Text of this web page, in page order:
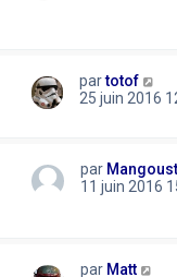
partotof
25 juin 2016
par
11 juin 2016
par Matt